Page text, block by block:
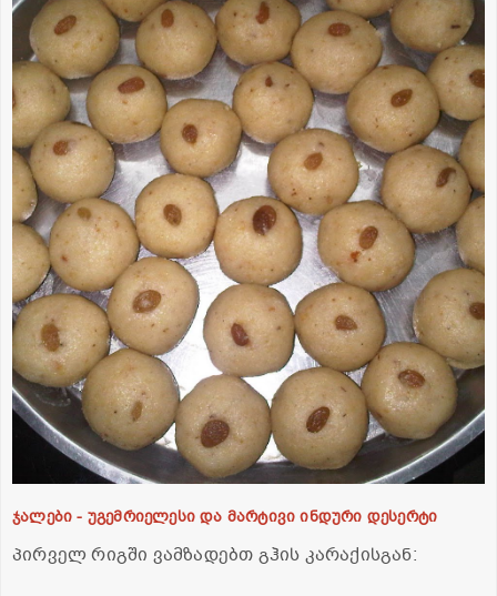
ჯალები - უგემრიელესი და მარტივი ინდური დესერტი
პირველ რიგში ვამზადებთ გჰის კარაქისგან: